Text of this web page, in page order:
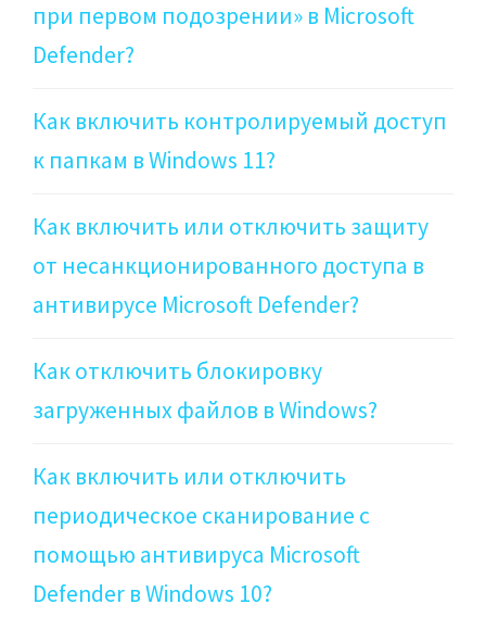
при первом подозрении» в Microsoft
Defender?
Как включить контролируемый доступ
к папкам в Windows 11?
Как включить или отключить защиту
от несанкционированного доступа в
антивирусе Microsoft Defender?
Как отключить блокировку
загруженных файлов в Windows?
Как включить или отключить
периодическое сканирование с
помощью антивируса Microsoft
Defender в Windows 10?